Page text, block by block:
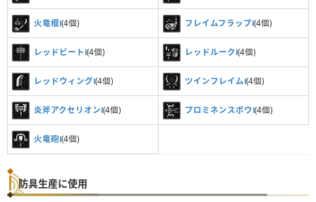
火竜棍Ⅰ(4個) フレイムフラップⅠ(4個)
レッドビートⅠ(4個) レッドルークⅠ(4個)
レッドウィングⅠ(4個) ツインフレイムⅠ(4個)
炎斧アクセリオンⅠ(4個) プロミネンスボウⅠ(4個)
火竜砲Ⅰ(4個)
防具生産に使用